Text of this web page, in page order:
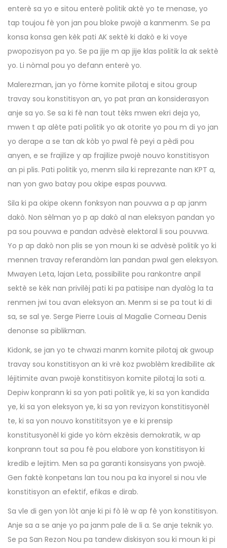
enterè sa yo e sitou enterè politik aktè yo te menase, yo
tap toujou fè yon jan pou bloke pwojè a kanmenm. Se pa
konsa konsa gen kèk pati AK sektè ki dakò e ki voye
pwopozisyon pa yo. Se pa jije m ap jije klas politik la ak sektè
yo. Li nòmal pou yo defann enterè yo.
Malerezman, jan yo fòme komite pilotaj e sitou group
travay sou konstitisyon an, yo pat pran an konsiderasyon
anje sa yo. Se sa ki fè nan tout tèks mwen ekri deja yo,
mwen t ap alète pati politik yo ak otorite yo pou m di yo jan
yo derape a se tan ak kòb yo pwal fè peyi a pèdi pou
anyen, e se frajilize y ap frajilize pwojè nouvo konstitisyon
an pi plis. Pati politik yo, menm sila ki reprezante nan KPT a,
nan yon gwo batay pou okipe espas pouvwa.
Sila ki pa okipe okenn fonksyon nan pouvwa a p ap janm
dakò. Non sèlman yo p ap dakò al nan eleksyon pandan yo
pa sou pouvwa e pandan advèsè elektoral li sou pouvwa.
Yo p ap dakò non plis se yon moun ki se advèsè politik yo ki
mennen travay referandòm lan pandan pwal gen eleksyon.
Mwayen Leta, lajan Leta, possibilite pou rankontre anpil
sektè se kèk nan privilèj pati ki pa patisipe nan dyalòg la ta
renmen jwi tou avan eleksyon an. Menm si se pa tout ki di
sa, se sal ye. Serge Pierre Louis al Magalie Comeau Denis
denonse sa piblikman.
Kidonk, se jan yo te chwazi manm komite pilotaj ak gwoup
travay sou konstitisyon an ki vrè koz pwoblèm kredibilite ak
léjitimite avan pwojè konstitisyon komite pilotaj la soti a.
Depiw konprann ki sa yon pati politik ye, ki sa yon kandida
ye, ki sa yon eleksyon ye, ki sa yon revizyon konstitisyonèl
te, ki sa yon nouvo konstititsyon ye e ki prensip
konstitusyonèl ki gide yo kòm ekzèsis demokratik, w ap
konprann tout sa pou fè pou elabore yon konstitisyon ki
kredib e lejitim. Men sa pa garanti konsisyans yon pwojè.
Gen faktè konpetans lan tou nou pa ka inyorel si nou vle
konstitisyon an efektif, efikas e dirab.
Sa vle di gen yon lòt anje ki pi fò lè w ap fè yon konstitisyon.
Anje sa a se anje yo pa janm pale de li a. Se anje teknik yo.
Se pa San Rezon Nou pa tandew diskisyon sou ki moun ki pi